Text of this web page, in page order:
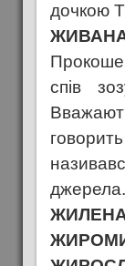
дочкою
спів